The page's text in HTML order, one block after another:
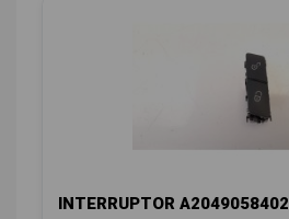
INTERRUPTOR A2049058402